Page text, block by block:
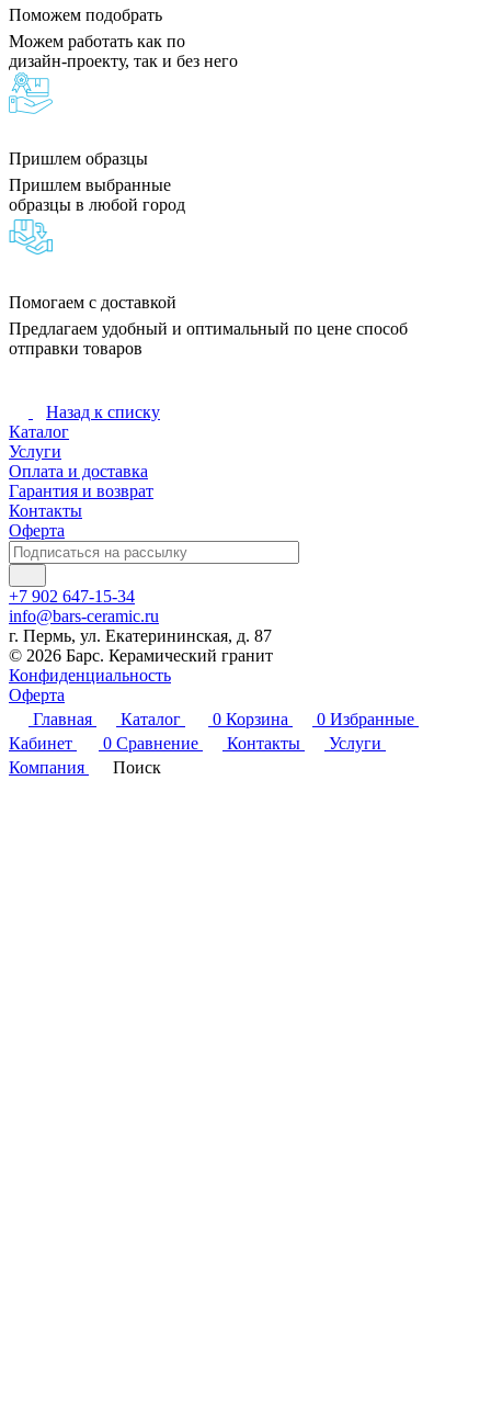
Поможем подобрать
Можем работать как по
дизайн-проекту, так и без него
Пришлем образцы
Пришлем выбранные
образцы в любой город
Помогаем с доставкой
Предлагаем удобный и оптимальный по цене способ
отправки товаров
Назад к списку
Каталог
Услуги
Оплата и доставка
Гарантия и возврат
Контакты
Оферта
+7 902 647-15-34
info@bars-ceramic.ru
г. Пермь, ул. Екатерининская, д. 87
© 2026 Барс. Керамический гранит
Конфиденциальность
Оферта
Главная
Каталог 0 Корзина 0 Избранные
Кабинет
0 Сравнение Контакты
Услуги
Компания
Поиск